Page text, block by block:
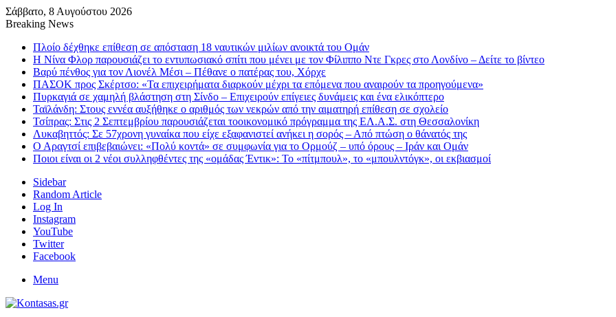
Σάββατο, 8 Αυγούστου 2026
Breaking News
Πλοίο δέχθηκε επίθεση σε απόσταση 18 ναυτικών μιλίων ανοικτά του Ομάν
Η Νίνα Φλορ παρουσιάζει το εντυπωσιακό σπίτι που μένει με τον Φίλιππο Ντε Γκρες στο Λονδίνο – Δείτε το βίντεο
Βαρύ πένθος για τον Λιονέλ Μέσι – Πέθανε ο πατέρας του, Χόρχε
ΠΑΣΟΚ προς Σκέρτσο: «Τα επιχειρήματα διαρκούν μέχρι τα επόμενα που αναιρούν τα προηγούμενα»
Πυρκαγιά σε χαμηλή βλάστηση στη Σίνδο – Επιχειρούν επίγειες δυνάμεις και ένα ελικόπτερο
Ταϊλάνδη: Στους εννέα αυξήθηκε ο αριθμός των νεκρών από την αιματηρή επίθεση σε σχολείο
Τσίπρας: Στις 2 Σεπτεμβρίου παρουσιάζεται τοοικονομικό πρόγραμμα της ΕΛ.Α.Σ. στη Θεσσαλονίκη
Λυκαβηττός: Σε 57χρονη γυναίκα που είχε εξαφανιστεί ανήκει η σορός – Από πτώση ο θάνατός της
Ο Αραγτσί επιβεβαιώνει: «Πολύ κοντά» σε συμφωνία για το Ορμούζ – υπό όρους – Ιράν και Ομάν
Ποιοι είναι οι 2 νέοι συλληφθέντες της «ομάδας Έντικ»: Το «πίτμπουλ», το «μπουλντόγκ», οι εκβιασμοί
Sidebar
Random Article
Log In
Instagram
YouTube
Twitter
Facebook
Menu